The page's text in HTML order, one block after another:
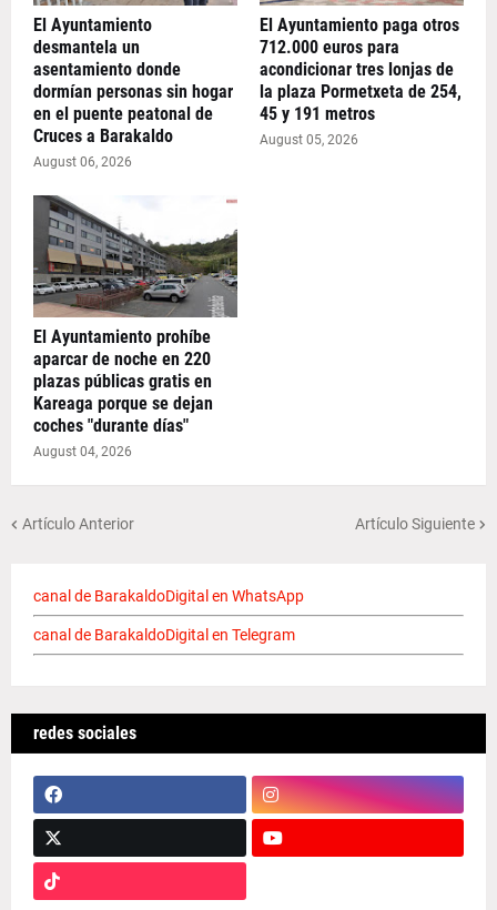
El Ayuntamiento
desmantela un
asentamiento donde
dormían personas sin hogar
en el puente peatonal de
Cruces a Barakaldo
August 06, 2026
El Ayuntamiento paga otros
712.000 euros para
acondicionar tres lonjas de
la plaza Pormetxeta de 254,
45 y 191 metros
August 05, 2026
El Ayuntamiento prohíbe
aparcar de noche en 220
plazas públicas gratis en
Kareaga porque se dejan
coches "durante días"
August 04, 2026
Artículo Anterior Artículo Siguiente
canal de BarakaldoDigital en WhatsApp
canal de BarakaldoDigital en Telegram
redes sociales